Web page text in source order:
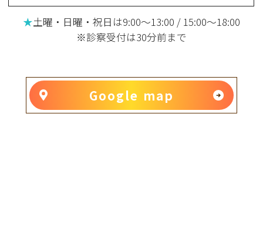
★土曜・日曜・祝日は9:00～13:00 / 15:00～18:00
※診察受付は30分前まで
Google map